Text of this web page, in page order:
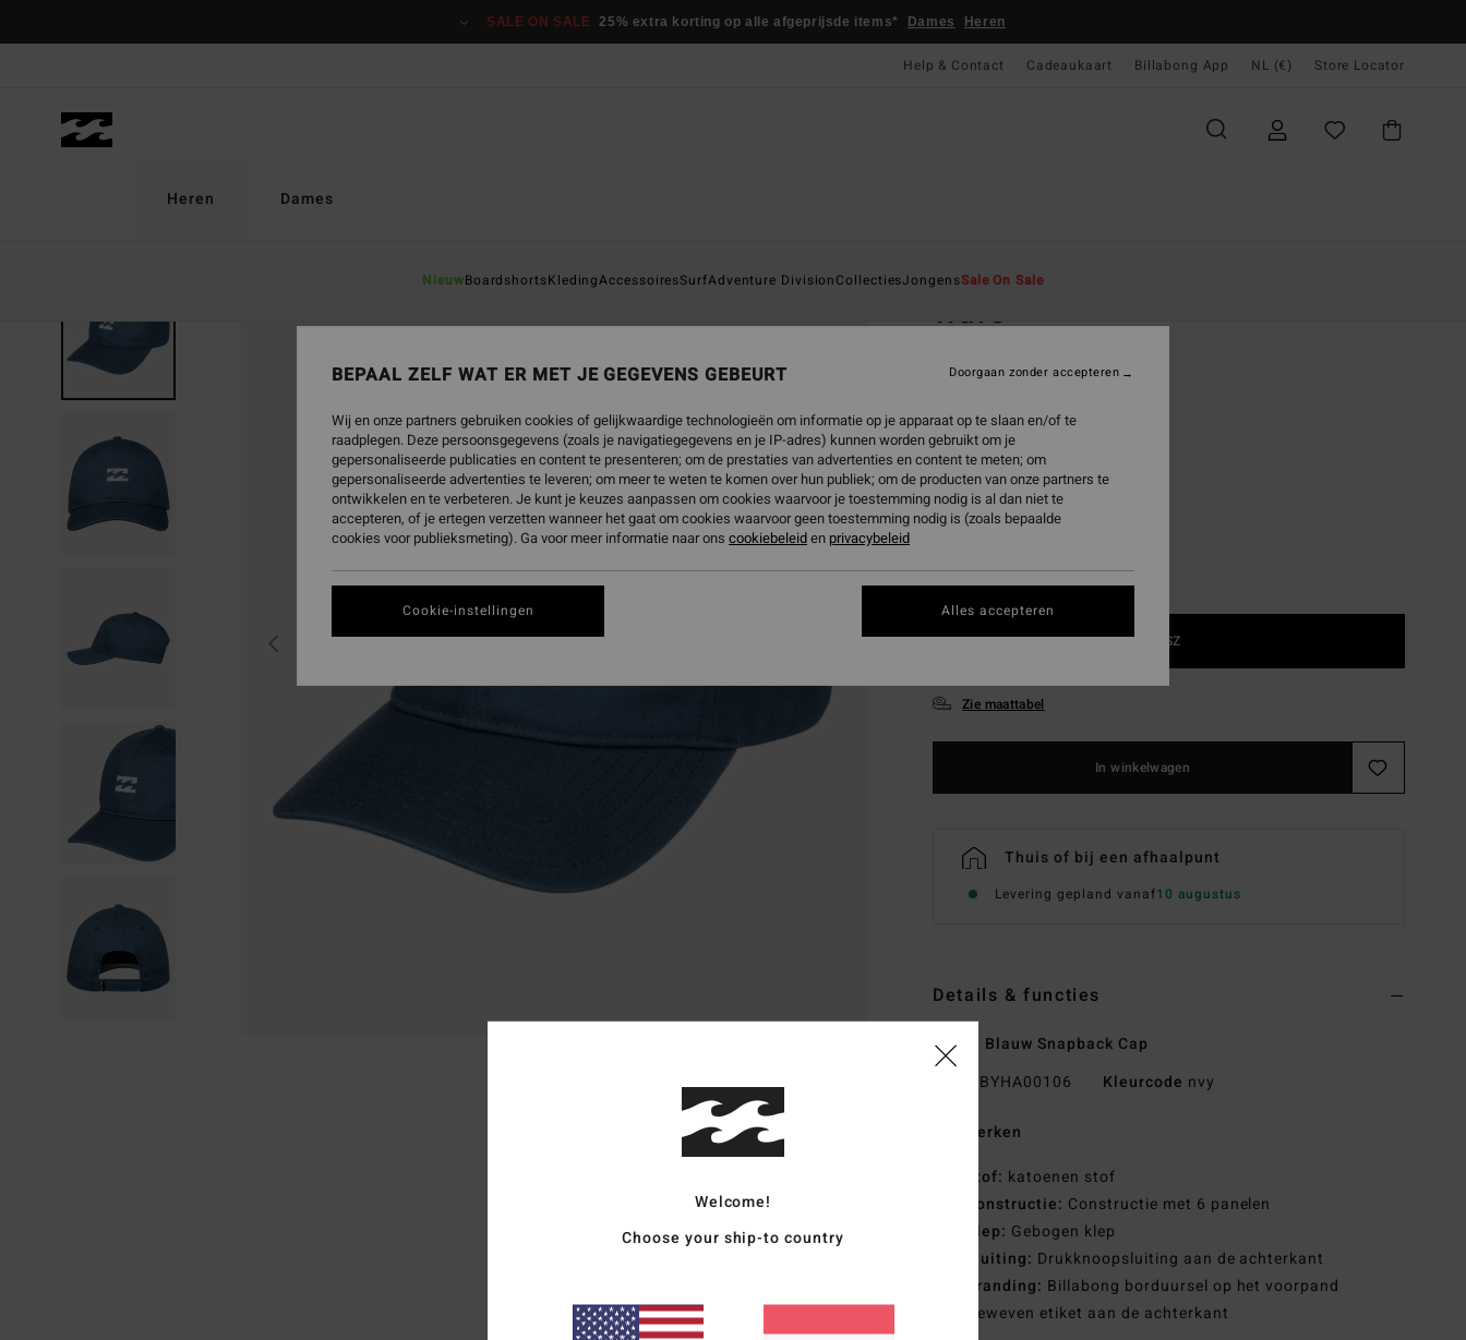
SALE ON SALE 25% extra korting op alle afgeprijsde items* Dames Heren
Help & Contact Cadeaukaart Billabong App NL (€) Store Locator
Heren
NieuwBoardshortsKledingAccessoiresSurfAdventure DivisionCollectiesJongensSale On Sale
Dames
Wave
KleurNavy
1SZ
Zie maattabel
In winkelwagen
Thuis of bij een afhaalpunt
Levering gepland vanaf10 augustus
Details & functies
Heren Blauw Snapback Cap
EBYHA00106 Kleurcode nvy
Kenmerken
Stof: katoenen stof
Constructie: Constructie met 6 panelen
Klep: Gebogen klep
Sluiting: Drukknoopsluiting aan de achterkant
Branding: Billabong borduursel op het voorpand
Geweven etiket aan de achterkant
Welcome!
Choose your ship-to country
BEPAAL ZELF WAT ER MET JE GEGEVENS GEBEURT
Wij en onze partners gebruiken cookies of gelijkwaardige technologieën om informatie op je apparaat op te slaan en/of te
raadplegen. Deze persoonsgegevens (zoals je navigatiegegevens en je IP-adres) kunnen worden gebruikt om je
gepersonaliseerde publicaties en content te presenteren; om de prestaties van advertenties en content te meten; om
gepersonaliseerde advertenties te leveren; om meer te weten te komen over hun publiek; om de producten van onze partners te
ontwikkelen en te verbeteren. Je kunt je keuzes aanpassen om cookies waarvoor je toestemming nodig is al dan niet te
accepteren, of je ertegen verzetten wanneer het gaat om cookies waarvoor geen toestemming nodig is (zoals bepaalde
cookies voor publieksmeting). Ga voor meer informatie naar ons cookiebeleiden privacybeleid
Cookie-instellingen
Doorgaan zonder accepteren
Alles accepteren